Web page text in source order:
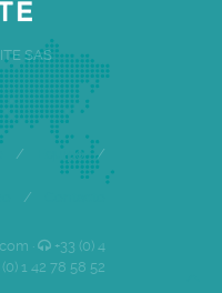
SAS
/ Equipo /
/
·
+33 (0) 4
1 42 78 58 52